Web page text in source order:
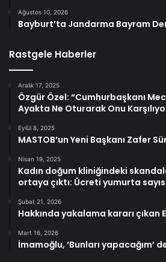
Ağustos 10, 2026
Bayburt’ta Jandarma Bayram
Rastgele Haberler
Aralık 17, 2025
Özgür Özel: “Cumhurbaşkanı
Ayakta Ne Oturarak Onu
Eylül 8, 2025
MASTOB’un Yeni Başkanı Zafer
Nisan 19, 2025
Kadın doğum kliniğindeki
ortaya çıktı: Ücreti yumurta
Şubat 21, 2026
Hakkında yakalama kararı çıkan
Mart 16, 2026
İmamoğlu, ‘Bunları yapacağım’